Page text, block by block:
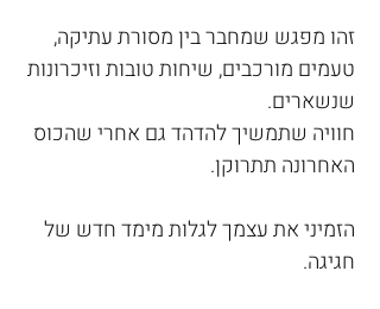
זהו מפגש שמחבר בין מסורת עתיקה,
טעמים מורכבים, שיחות טובות וזיכרונות
שנשארים.
חוויה שתמשיך להדהד גם אחרי שהכוס
האחרונה תתרוקן.
הזמיני את עצמך לגלות מימד חדש של
חגיגה.